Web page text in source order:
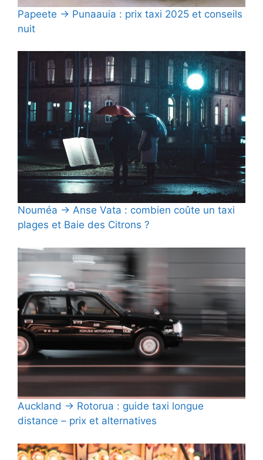
Papeete → Punaauia : prix taxi 2025 et conseils
nuit
Nouméa → Anse Vata : combien coûte un taxi
plages et Baie des Citrons ?
Auckland → Rotorua : guide taxi longue
distance – prix et alternatives